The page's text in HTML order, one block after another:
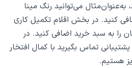
به‌عنوان‌مثال می‌توانید رنگ مینا
کنید. در بخش اقلام تکمیل کاری
را به سبد خرید اضافی کنید. در
تماس بگیرید با کمال افتخار
هستیم.